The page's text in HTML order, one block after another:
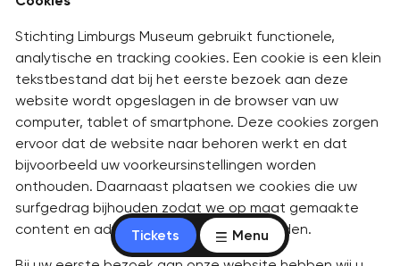
Tickets Menu
Stichting Limburgs Museum gebruikt functionele,
analytische en tracking cookies. Een cookie is een klein
tekstbestand dat bij het eerste bezoek aan deze
website wordt opgeslagen in de browser van uw
computer, tablet of smartphone. Deze cookies zorgen
ervoor dat de website naar behoren werkt en dat
bijvoorbeeld uw voorkeursinstellingen worden
onthouden. Daarnaast plaatsen we cookies die uw
surfgedrag bijhouden zodat we op maat gemaakte
content en advertenties kunnen aanbieden.